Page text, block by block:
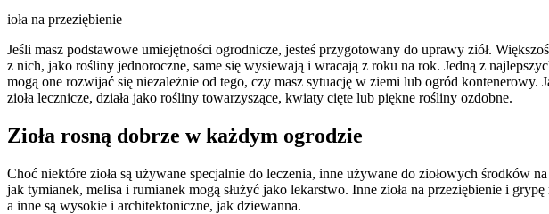
ioła na przeziębienie
Jeśli masz podstawowe umiejętności ogrodnicze, jesteś przygotowany do uprawy ziół.
z nich, jako rośliny jednoroczne, same się wysiewają i wracają z roku na rok. Jedną z
mogą one rozwijać się niezależnie od tego, czy masz sytuację w ziemi lub ogród
zioła lecznicze, działa jako rośliny towarzyszące, kwiaty cięte lub piękne rośliny ozdobne.
Zioła rosną dobrze w każdym ogrodzie
Choć niektóre zioła są używane specjalnie do leczenia, inne używane do ziołowych środków
jak tymianek, melisa i rumianek mogą służyć jako lekarstwo. Inne zioła na przeziębienie i
a inne są wysokie i architektoniczne, jak dziewanna.